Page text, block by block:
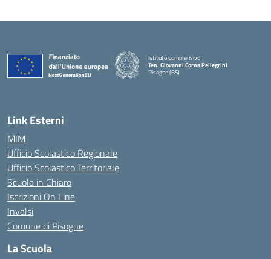
Istituto Comprensivo
Ten. Giovanni Corna Pellegrini
Pisogne (BS)
— Visita la pagina iniziale della scuola
Link Esterni
MIM
Ufficio Scolastico Regionale
Ufficio Scolastico Territoriale
Scuola in Chiaro
Iscrizioni On Line
Invalsi
Comune di Pisogne
La Scuola